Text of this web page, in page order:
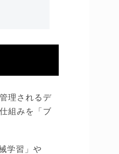
理されるデ
組みを「ブ
学習」や